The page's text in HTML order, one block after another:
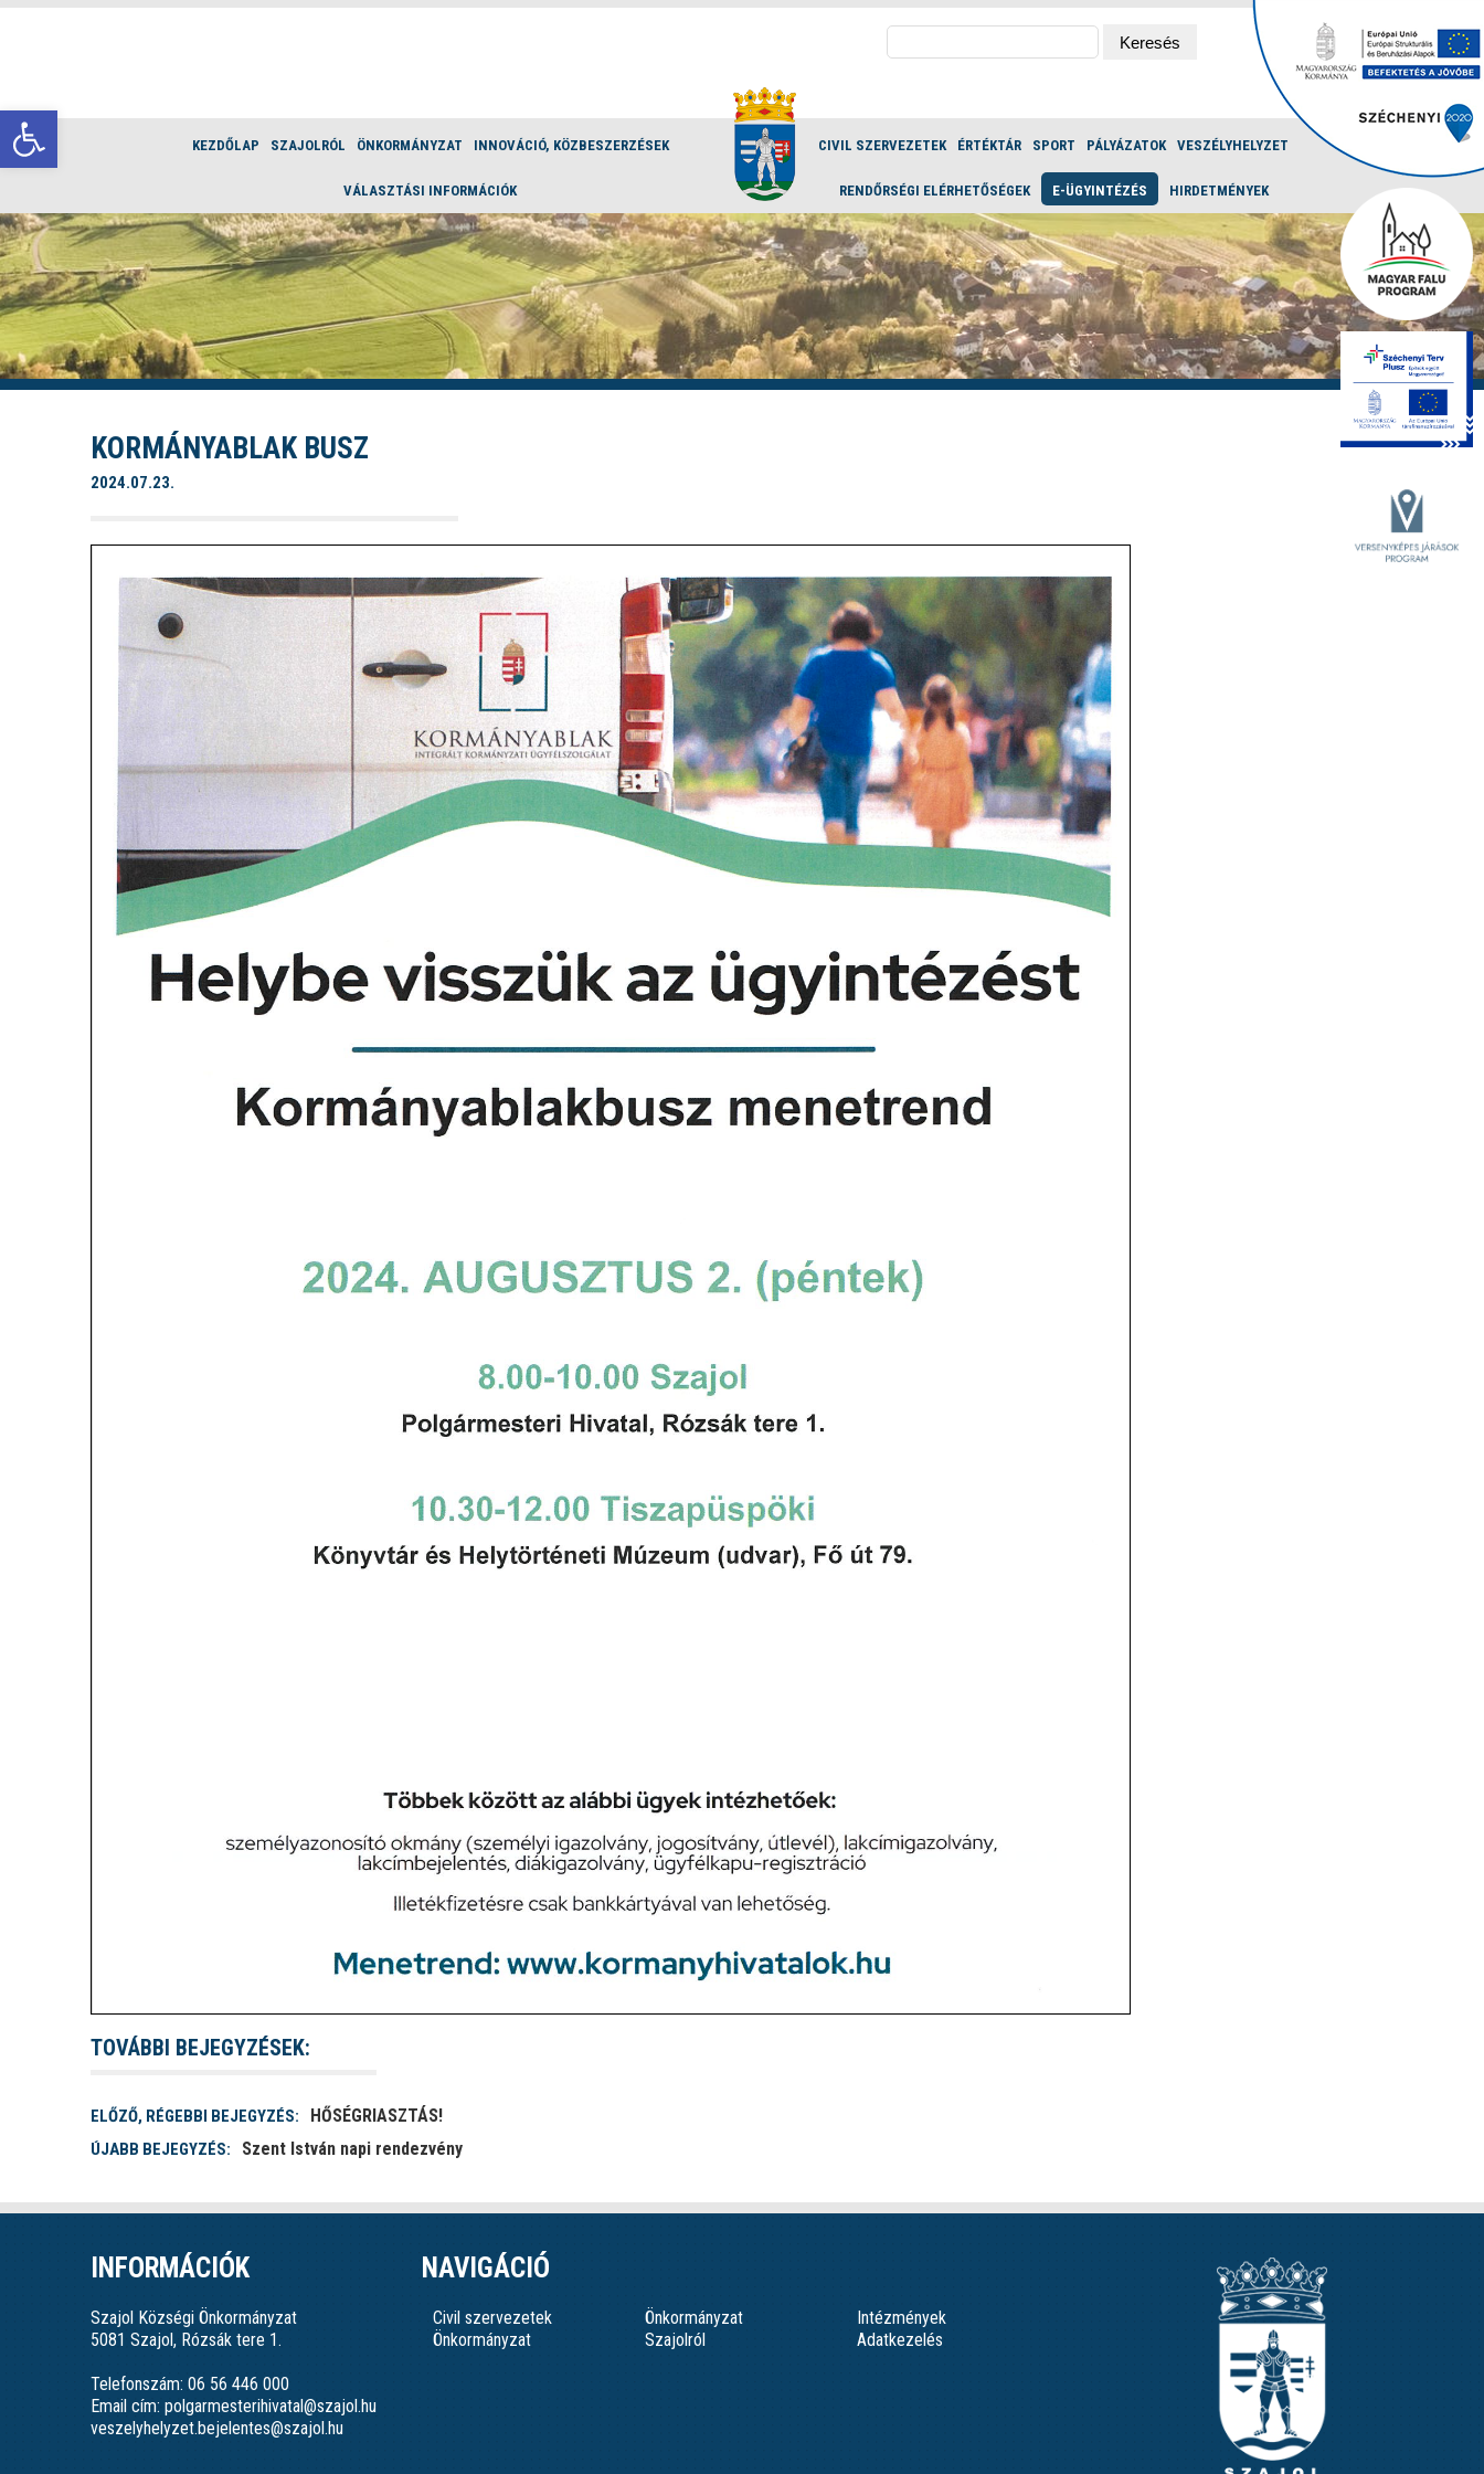
Eszköztár megnyitása
Keresés:
KEZDŐLAP SZAJOLRÓL ÖNKORMÁNYZAT INNOVÁCIÓ, KÖZBESZERZÉSEK
VÁLASZTÁSI INFORMÁCIÓK
CIVIL SZERVEZETEK ÉRTÉKTÁR SPORT PÁLYÁZATOK VESZÉLYHELYZET
RENDŐRSÉGI ELÉRHETŐSÉGEK E-ÜGYINTÉZÉS HIRDETMÉNYEK
KORMÁNYABLAK BUSZ
2024.07.23.
TOVÁBBI BEJEGYZÉSEK:
ELŐZŐ, RÉGEBBI BEJEGYZÉS: HŐSÉGRIASZTÁS!
ÚJABB BEJEGYZÉS: Szent István napi rendezvény
INFORMÁCIÓK
Szajol Községi Önkormányzat
5081 Szajol, Rózsák tere 1.
Telefonszám: 06 56 446 000
Email cím: polgarmesterihivatal@szajol.hu
veszelyhelyzet.bejelentes@szajol.hu
NAVIGÁCIÓ
Civil szervezetek
Önkormányzat
Önkormányzat
Szajolról
Intézmények
Adatkezelés